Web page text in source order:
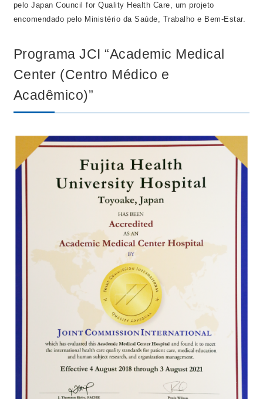
pelo Japan Council for Quality Health Care, um projeto
encomendado pelo Ministério da Saúde, Trabalho e Bem-Estar.
Programa JCI “Academic Medical
Center (Centro Médico e
Acadêmico)”